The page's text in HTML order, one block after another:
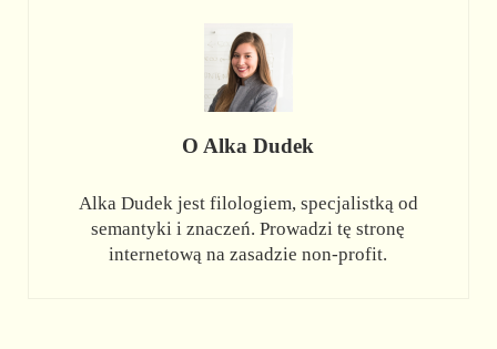
O Alka Dudek
Alka Dudek jest filologiem, specjalistką od
semantyki i znaczeń. Prowadzi tę stronę
internetową na zasadzie non-profit.